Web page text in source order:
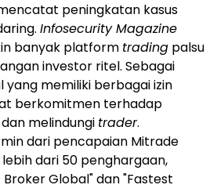
mencatat peningkatan kasus
Infosecurity Magazine
banyak platform trading palsu
investor ritel. Sebagai
memiliki berbagai izin
berkomitmen terhadap
melindungi trader.
dari pencapaian Mitrade
dari 50 penghargaan,
Global" dan "Fastest